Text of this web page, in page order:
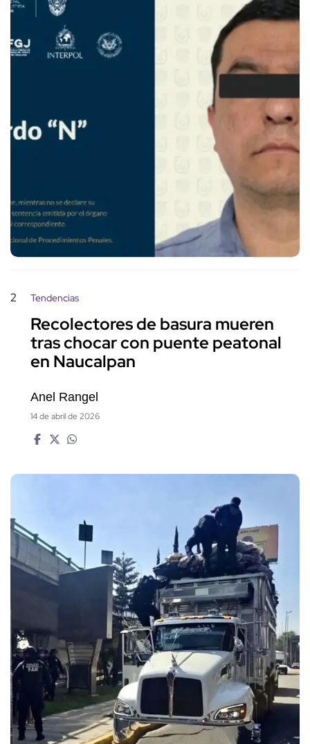
2 Tendencias
Recolectores de basura mueren
tras chocar con puente peatonal
en Naucalpan
Anel Rangel
14 de abril de 2026